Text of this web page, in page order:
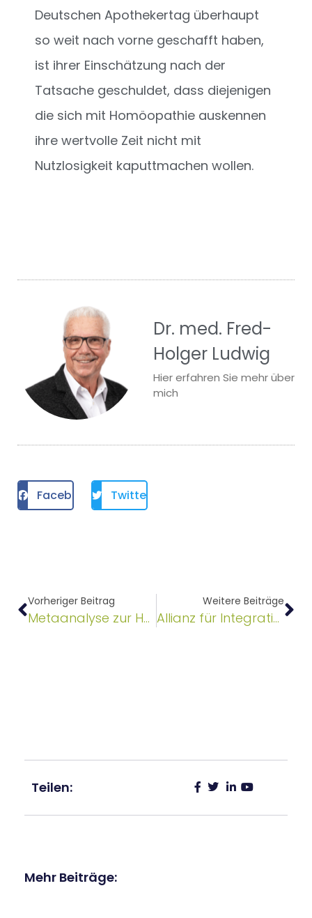
Deutschen Apothekertag überhaupt
so weit nach vorne geschafft haben,
ist ihrer Einschätzung nach der
Tatsache geschuldet, dass diejenigen
die sich mit Homöopathie auskennen
ihre wertvolle Zeit nicht mit
Nutzlosigkeit kaputtmachen wollen.
Dr. med. Fred-
Holger Ludwig
Hier erfahren Sie mehr über
mich
Facebook Twitter
Vorheriger Beitrag
Metaanalyse zur Homöopathie: Arnica montana nach Operationen
Weitere Beiträge
Allianz für Integrative Medizin & Gesundheit gegründet
Teilen:
Mehr Beiträge: